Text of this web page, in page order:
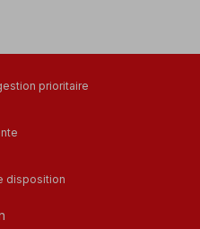
prioritaire
disposition